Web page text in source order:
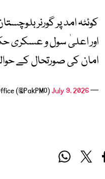
کوئٹہ امد پر گورنر
اور اعلیٰ سول و عسکری
امان کی صورتحال کے
— Prime Minister's Office (@PakPMO)
July 9, 2026